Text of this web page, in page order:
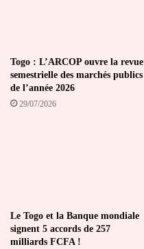
Togo : L’ARCOP ouvre la revue
semestrielle des marchés publics
de l’année 2026
29/07/2026
Le Togo et la Banque mondiale
signent 5 accords de 257
milliards FCFA !